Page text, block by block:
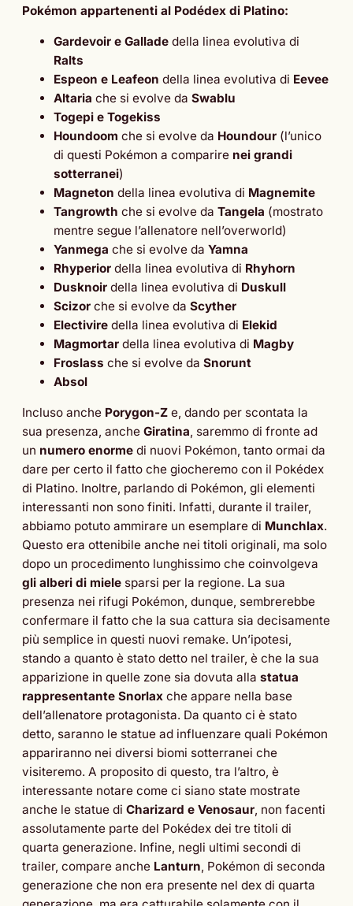
Pokémon appartenenti al Podédex di Platino:
Gardevoir e Gallade della linea evolutiva di
Ralts
Espeon e Leafeon della linea evolutiva di Eevee
Altaria che si evolve da Swablu
Togepi e Togekiss
Houndoom che si evolve da Houndour (l’unico
di questi Pokémon a comparire nei grandi
sotterranei)
Magneton della linea evolutiva di Magnemite
Tangrowth che si evolve da Tangela (mostrato
mentre segue l’allenatore nell’overworld)
Yanmega che si evolve da Yamna
Rhyperior della linea evolutiva di Rhyhorn
Dusknoir della linea evolutiva di Duskull
Scizor che si evolve da Scyther
Electivire della linea evolutiva di Elekid
Magmortar della linea evolutiva di Magby
Froslass che si evolve da Snorunt
Absol
Incluso anche Porygon-Z e, dando per scontata la
sua presenza, anche Giratina, saremmo di fronte ad
un numero enorme di nuovi Pokémon, tanto ormai da
dare per certo il fatto che giocheremo con il Pokédex
di Platino. Inoltre, parlando di Pokémon, gli elementi
interessanti non sono finiti. Infatti, durante il trailer,
abbiamo potuto ammirare un esemplare di Munchlax.
Questo era ottenibile anche nei titoli originali, ma solo
dopo un procedimento lunghissimo che coinvolgeva
gli alberi di miele sparsi per la regione. La sua
presenza nei rifugi Pokémon, dunque, sembrerebbe
confermare il fatto che la sua cattura sia decisamente
più semplice in questi nuovi remake. Un’ipotesi,
stando a quanto è stato detto nel trailer, è che la sua
apparizione in quelle zone sia dovuta alla statua
rappresentante Snorlax che appare nella base
dell’allenatore protagonista. Da quanto ci è stato
detto, saranno le statue ad influenzare quali Pokémon
appariranno nei diversi biomi sotterranei che
visiteremo. A proposito di questo, tra l’altro, è
interessante notare come ci siano state mostrate
anche le statue di Charizard e Venosaur, non facenti
assolutamente parte del Pokédex dei tre titoli di
quarta generazione. Infine, negli ultimi secondi di
trailer, compare anche Lanturn, Pokémon di seconda
generazione che non era presente nel dex di quarta